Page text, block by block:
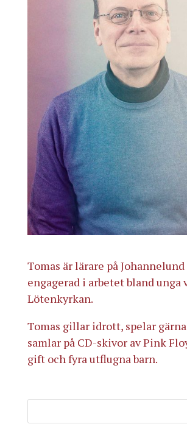
Tomas är lärare på Johannelund
engagerad i arbetet bland unga
Lötenkyrkan.
Tomas gillar idrott, spelar
samlar på CD-skivor av Pink
gift och fyra utflugna barn.